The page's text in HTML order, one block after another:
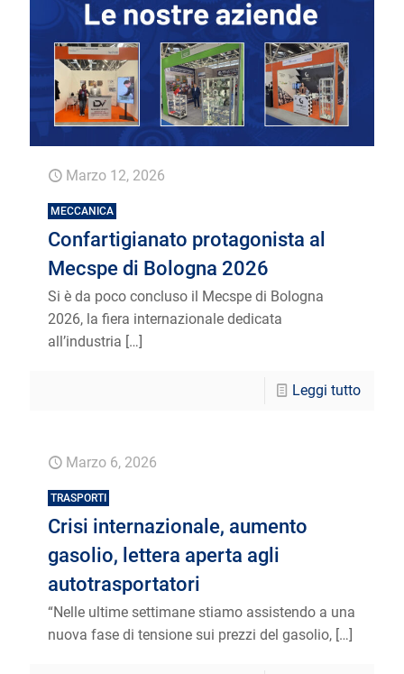
Marzo 12, 2026
MECCANICA
Confartigianato protagonista al
Mecspe di Bologna 2026
Si è da poco concluso il Mecspe di Bologna
2026, la fiera internazionale dedicata
all’industria […]
Leggi tutto
Marzo 6, 2026
TRASPORTI
Crisi internazionale, aumento
gasolio, lettera aperta agli
autotrasportatori
“Nelle ultime settimane stiamo assistendo a una
nuova fase di tensione sui prezzi del gasolio, […]